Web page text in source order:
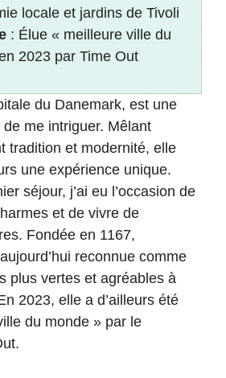
locale et jardins de Tivoli
: Élue « meilleure ville du
2023 par Time Out
du Danemark, est une
me intriguer. Mêlant
tradition et modernité, elle
une expérience unique.
séjour, j’ai eu l’occasion de
et de vivre de
Fondée en 1167,
reconnue comme
plus vertes et agréables à
2023, elle a d’ailleurs été
du monde » par le